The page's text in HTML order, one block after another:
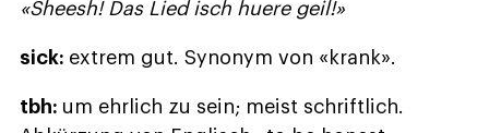
«Sheesh! Das Lied isch huere geil!»
sick: extrem gut. Synonym von «krank».
tbh: um ehrlich zu sein; meist schriftlich.